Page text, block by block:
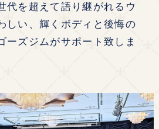
代を超えて語り継がれるウ
しい、輝くボディと後悔の
ーズジムがサポート致しま